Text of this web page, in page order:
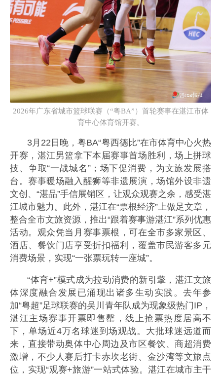
2026年广东省城市篮球联赛（“粤BA”）首轮赛事在湛江市体
育中心体育馆开赛。
3月22日晚，粤BA“粤西德比”在市体育中心火热
开赛，湛江男篮拿下本届赛事首场胜利，场上拼球
技、争取“一战城名”；场下促消费，为文旅发展搭
台。赛事暖场融入醒狮等非遗展演，场馆外设非遗
文创、“湛品”手信展销区，让观众观赛之余，感受湛
江城市魅力。此外，湛江在“票根经济”上做足文章，
整合全市文旅资源，推出“跟着赛事游湛江”系列优惠
活动。观众凭当月赛事票根，可在全市多家景区、
酒店、餐饮门店享受折扣福利，覆盖市民游客多元
消费场景，实现“一张票玩转一座城”。
“体育+”模式成为拉动消费的新引擎，湛江文旅
体深度融合发展已涌现出诸多生动实践。去年参
加“粤超”足球联赛的吴川青年队成为现象级热门IP，
湛江主场赛事开票即售罄，线上抢票热度居高不
下，单场近4万名球迷到场观战。大批球迷远道而
来，直接带动奥体中心周边及市区餐饮、商超消费
激增，不少人赛后打卡赤坎老街、金沙湾等文旅点
位，实现“观赛+旅游”一站式体验。湛江在城市主干